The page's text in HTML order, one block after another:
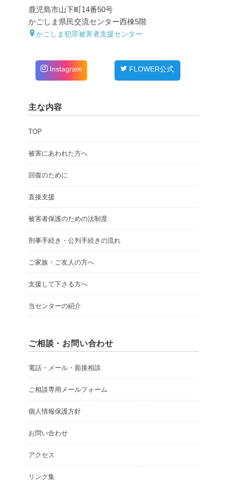
鹿児島市山下町14番50号
かごしま県民交流センター西棟5階
かごしま犯罪被害者支援センター
Instagram FLOWER公式
主な内容
TOP
被害にあわれた方へ
回復のために
直接支援
被害者保護のための法制度
刑事手続き・公判手続きの流れ
ご家族・ご友人の方へ
支援して下さる方へ
当センターの紹介
ご相談・お問い合わせ
電話・メール・面接相談
ご相談専用メールフォーム
個人情報保護方針
お問い合わせ
アクセス
リンク集